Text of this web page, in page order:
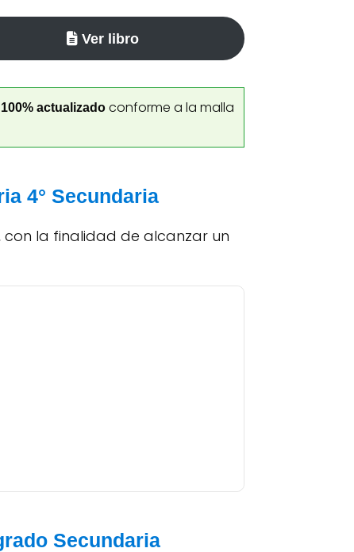
Ver libro
100% actualizado conforme a la malla
4° Secundaria
la finalidad de alcanzar un
Secundaria